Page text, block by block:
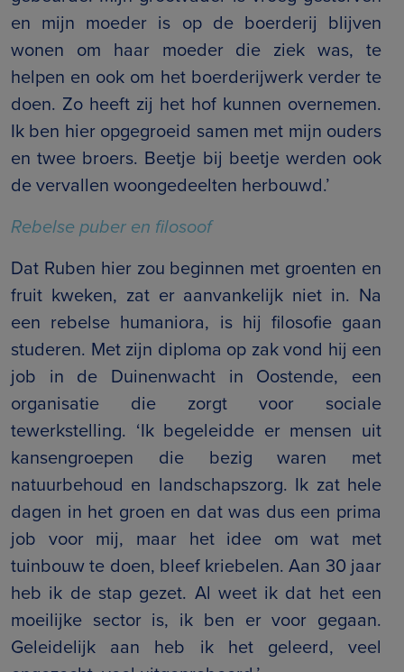
en mijn moeder is op de boerderij blijven
wonen om haar moeder die ziek was, te
helpen en ook om het boerderijwerk verder te
doen. Zo heeft zij het hof kunnen overnemen.
Ik ben hier opgegroeid samen met mijn ouders
en twee broers. Beetje bij beetje werden ook
de vervallen woongedeelten herbouwd.’
Rebelse puber en filosoof
Dat Ruben hier zou beginnen met groenten en
fruit kweken, zat er aanvankelijk niet in. Na
een rebelse humaniora, is hij filosofie gaan
studeren. Met zijn diploma op zak vond hij een
job in de Duinenwacht in Oostende, een
organisatie die zorgt voor sociale
tewerkstelling. ‘Ik begeleidde er mensen uit
kansengroepen die bezig waren met
natuurbehoud en landschapszorg. Ik zat hele
dagen in het groen en dat was dus een prima
job voor mij, maar het idee om wat met
tuinbouw te doen, bleef kriebelen. Aan 30 jaar
heb ik de stap gezet. Al weet ik dat het een
moeilijke sector is, ik ben er voor gegaan.
Geleidelijk aan heb ik het geleerd, veel